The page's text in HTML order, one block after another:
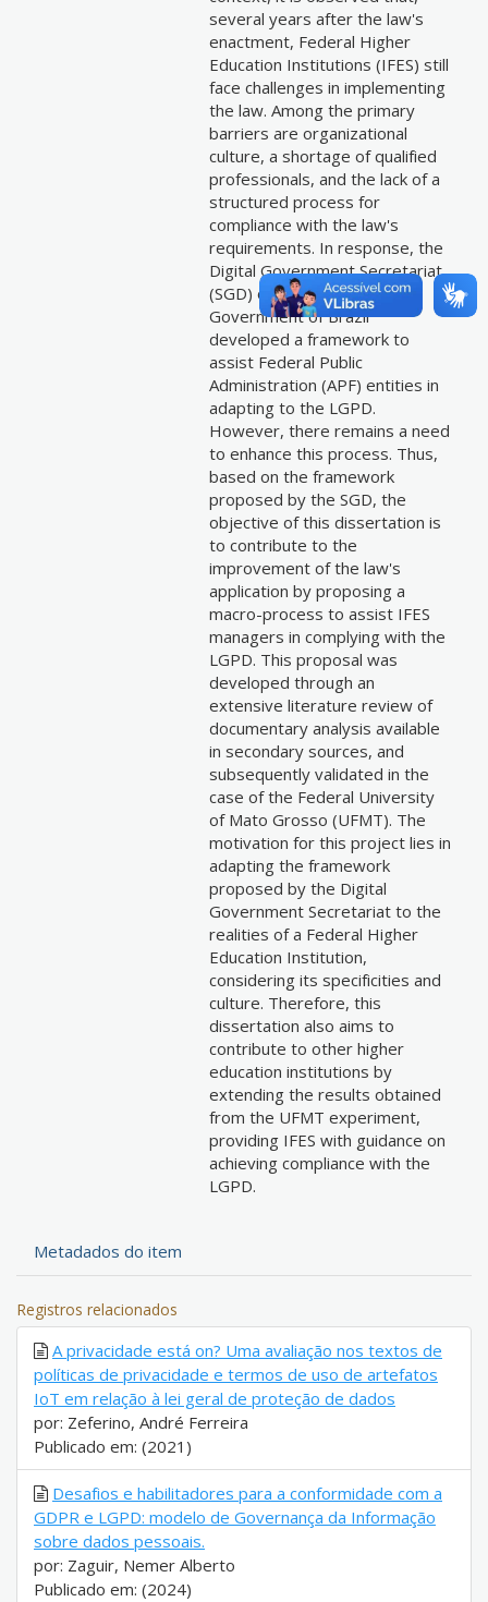
several years after the law's
enactment, Federal Higher
Education Institutions (IFES) still
face challenges in implementing
the law. Among the primary
barriers are organizational
culture, a shortage of qualified
professionals, and the lack of a
structured process for
compliance with the law's
requirements. In response, the
Digital Government Secretariat
(SGD) of the Federal
Government of Brazil
developed a framework to
assist Federal Public
Administration (APF) entities in
adapting to the LGPD.
However, there remains a need
to enhance this process. Thus,
based on the framework
proposed by the SGD, the
objective of this dissertation is
to contribute to the
improvement of the law's
application by proposing a
macro-process to assist IFES
managers in complying with the
LGPD. This proposal was
developed through an
extensive literature review of
documentary analysis available
in secondary sources, and
subsequently validated in the
case of the Federal University
of Mato Grosso (UFMT). The
motivation for this project lies in
adapting the framework
proposed by the Digital
Government Secretariat to the
realities of a Federal Higher
Education Institution,
considering its specificities and
culture. Therefore, this
dissertation also aims to
contribute to other higher
education institutions by
extending the results obtained
from the UFMT experiment,
providing IFES with guidance on
achieving compliance with the
LGPD.
Metadados do item
Registros relacionados
A privacidade está on? Uma avaliação nos textos de
políticas de privacidade e termos de uso de artefatos
IoT em relação à lei geral de proteção de dados
por: Zeferino, André Ferreira
Publicado em: (2021)
Desafios e habilitadores para a conformidade com a
GDPR e LGPD: modelo de Governança da Informação
sobre dados pessoais.
por: Zaguir, Nemer Alberto
Publicado em: (2024)